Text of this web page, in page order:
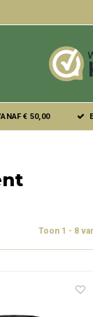
€ 50,00
Toon 1 - 8